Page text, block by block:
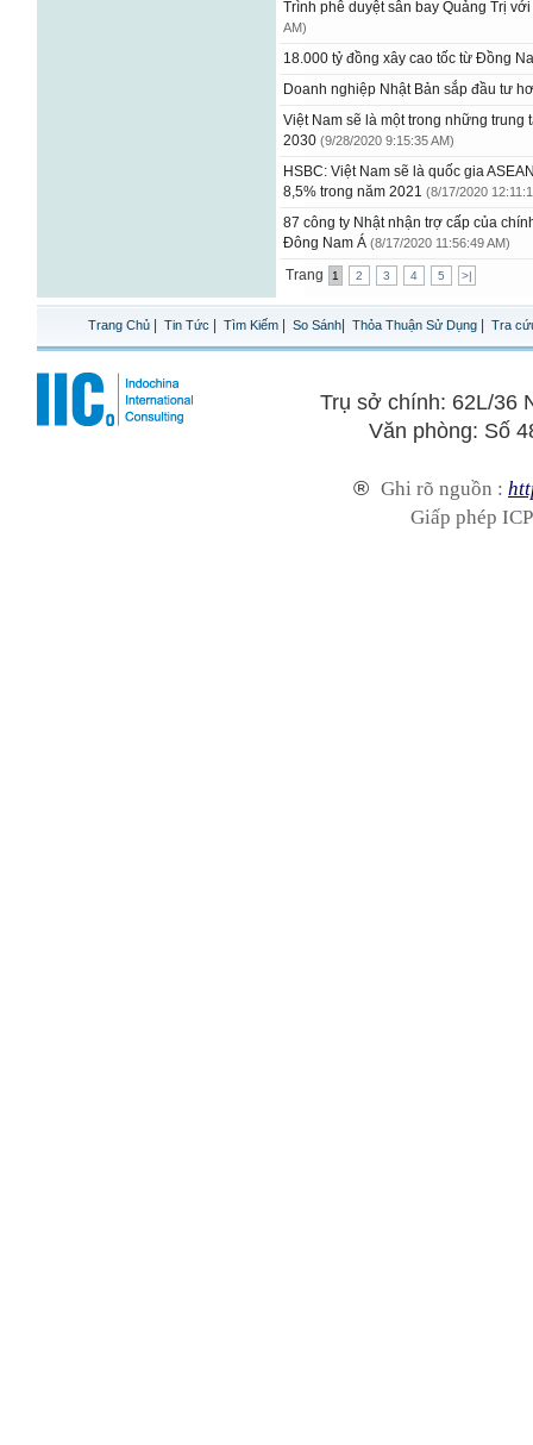
Trình phê duyệt sân bay Quảng Trị
AM)
18.000 tỷ đồng xây cao tốc từ Đồng
Doanh nghiệp Nhật Bản sắp đầu tư
Việt Nam sẽ là một trong những trung
2030 (9/28/2020 9:15:35 AM)
HSBC: Việt Nam sẽ là quốc gia
8,5% trong năm 2021 (8/17/2020
87 công ty Nhật nhận trợ cấp của
Đông Nam Á (8/17/2020 11:56:49 AM)
Trang 1 2 3 4 5 >|
Trang Chủ Tin Tức Tìm Kiếm So Sánh Thỏa Thuận Sử Dụng Tra
Trụ sở chính: 62L/36
Văn phòng: Số
® Ghi rõ nguồn :
Giấp phép